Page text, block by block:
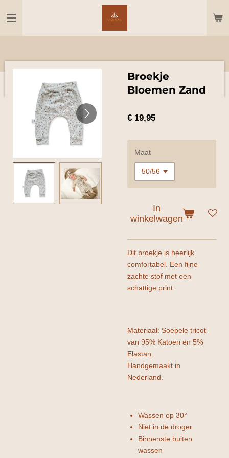
direct
Broekje
Bloemen Zand
€ 19,95
Maat
In
winkelwagen
Dit broekje is heerlijk
comfortabel. Een fijne
zachte stof met een
schattige print.
Materiaal: Soepele tricot
van 95% Katoen en 5%
Elastan.
Handgemaakt in
Nederland.
Wassen op 30°
Niet in de droger
Binnenste buiten
wassen